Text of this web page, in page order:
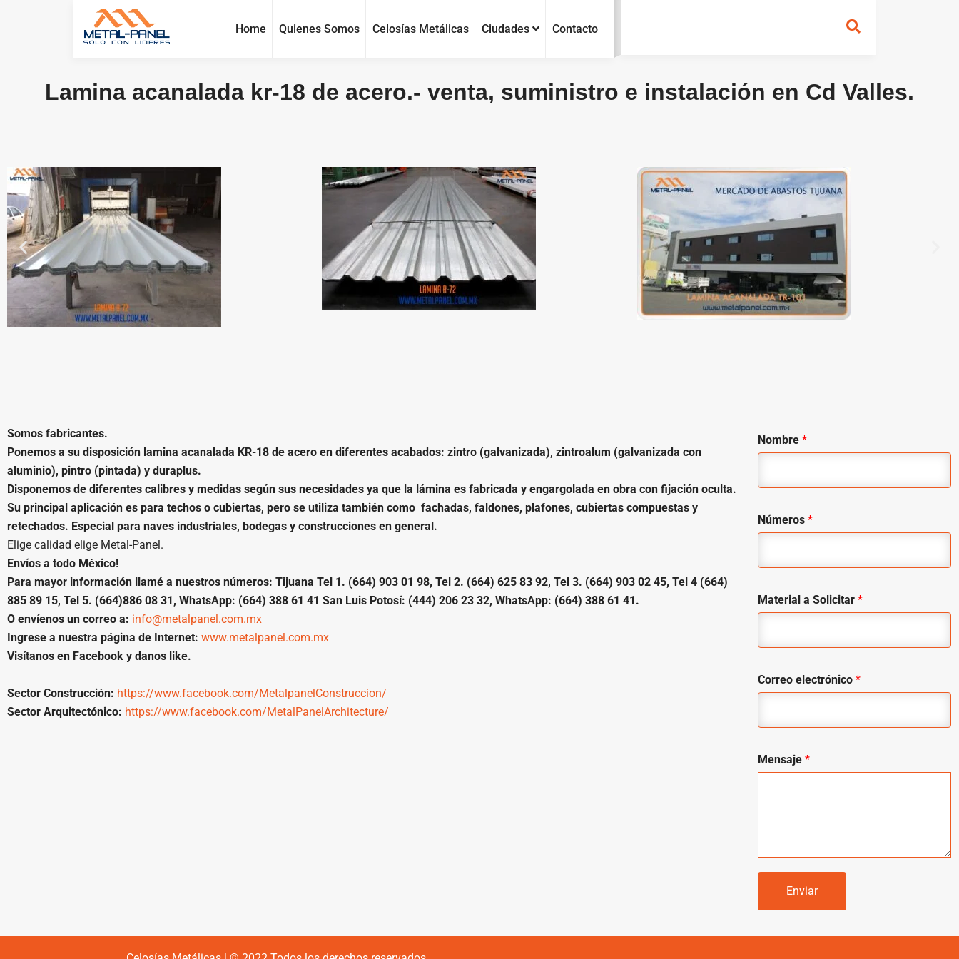
Home Quienes Somos Celosías Metálicas Ciudades Contacto
Lamina acanalada kr-18 de acero.- venta, suministro e instalación en Cd Valles.
Somos fabricantes.
Ponemos a su disposición lamina acanalada KR-18 de acero en diferentes acabados: zintro (galvanizada), zintroalum (galvanizada con
aluminio), pintro (pintada) y duraplus.
Disponemos de diferentes calibres y medidas según sus necesidades ya que la lámina es fabricada y engargolada en obra con fijación oculta.
Su principal aplicación es para techos o cubiertas, pero se utiliza también como fachadas, faldones, plafones, cubiertas compuestas y
retechados. Especial para naves industriales, bodegas y construcciones en general.
Elige calidad elige Metal-Panel.
Envíos a todo México!
Para mayor información llamé a nuestros números: Tijuana Tel 1. (664) 903 01 98, Tel 2. (664) 625 83 92, Tel 3. (664) 903 02 45, Tel 4 (664)
885 89 15, Tel 5. (664)886 08 31, WhatsApp: (664) 388 61 41 San Luis Potosí: (444) 206 23 32, WhatsApp: (664) 388 61 41.
O envíenos un correo a: info@metalpanel.com.mx
Ingrese a nuestra página de Internet: www.metalpanel.com.mx
Visítanos en Facebook y danos like.
Sector Construcción: https://www.facebook.com/MetalpanelConstruccion/
Sector Arquitectónico: https://www.facebook.com/MetalPanelArchitecture/
Nombre *
Números *
Material a Solicitar *
Correo electrónico *
Mensaje *
Enviar